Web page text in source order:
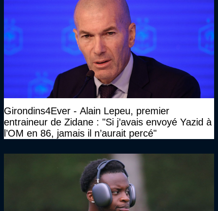
Girondins4Ever - Alain Lepeu, premier
entraineur de Zidane : "Si j’avais envoyé Yazid à
l’OM en 86, jamais il n’aurait percé"